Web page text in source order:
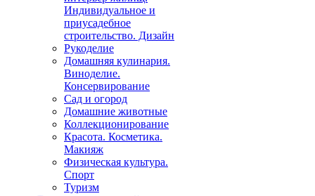
Индивидуальное и
приусадебное
строительство. Дизайн
Рукоделие
Домашняя кулинария.
Виноделие.
Консервирование
Сад и огород
Домашние животные
Коллекционирование
Красота. Косметика.
Макияж
Физическая культура.
Спорт
Туризм